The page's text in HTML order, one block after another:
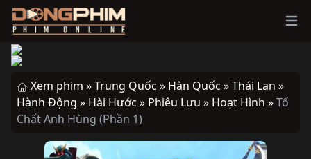
Xem phim »Trung Quốc » Hàn Quốc »Thái Lan »
Hành Động » Hài Hước » Phiêu Lưu » Hoạt Hình »Tố
Chất Anh Hùng (Phần 1)